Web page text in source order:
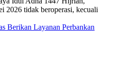
Berikan Layanan Perbankan